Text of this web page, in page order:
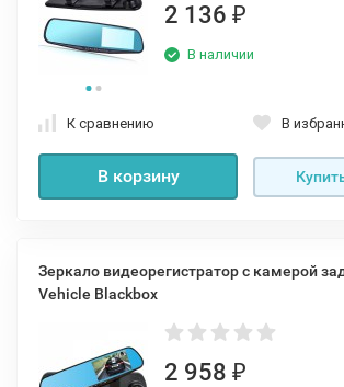
2 136 ₽
В наличии
К сравнению В
В корзину
Зеркало видеорегистратор с камерой
Vehicle Blackbox
2 958 ₽